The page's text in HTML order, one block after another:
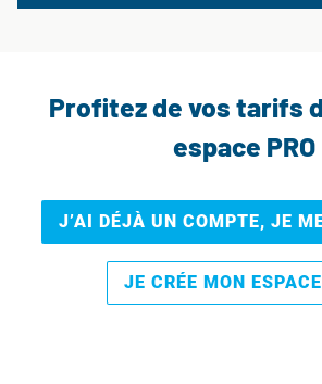
Profitez de vos tarifs
espace PRO
J’AI DÉJÀ UN COMPTE, JE
JE CRÉE MON